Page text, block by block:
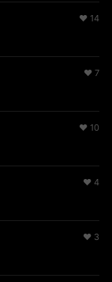
♥ 14
♥ 7
♥ 10
♥ 4
♥ 3